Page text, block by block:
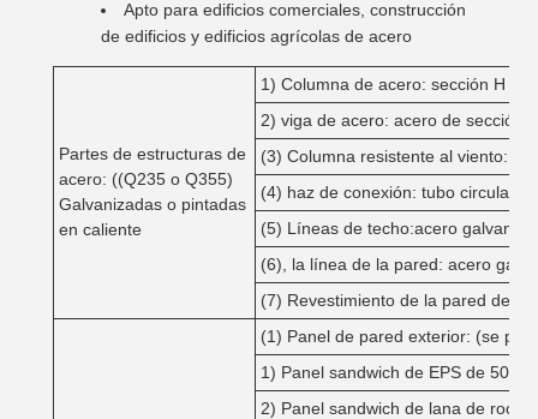
Apto para edificios comerciales, construcción
de edificios y edificios agrícolas de acero
Partes de estructuras de
acero: ((Q235 o Q355)
Galvanizadas o pintadas
en caliente
1) Columna de acero: sección H
2) viga de acero: acero de sección
(3) Columna resistente al viento:
(4) haz de conexión: tubo circular
(5) Líneas de techo:acero
(6), la línea de la pared: acero
(7) Revestimiento de la pared de
(1) Panel de pared exterior: (se
1) Panel sandwich de EPS de 50
2) Panel sandwich de lana de roca